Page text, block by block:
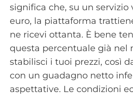
significa che, su un
euro, la piattaforma
ne ricevi ottanta. È bene
questa percentuale già nel
stabilisci i tuoi prezzi, così
con un guadagno netto
aspettative. Le condizioni